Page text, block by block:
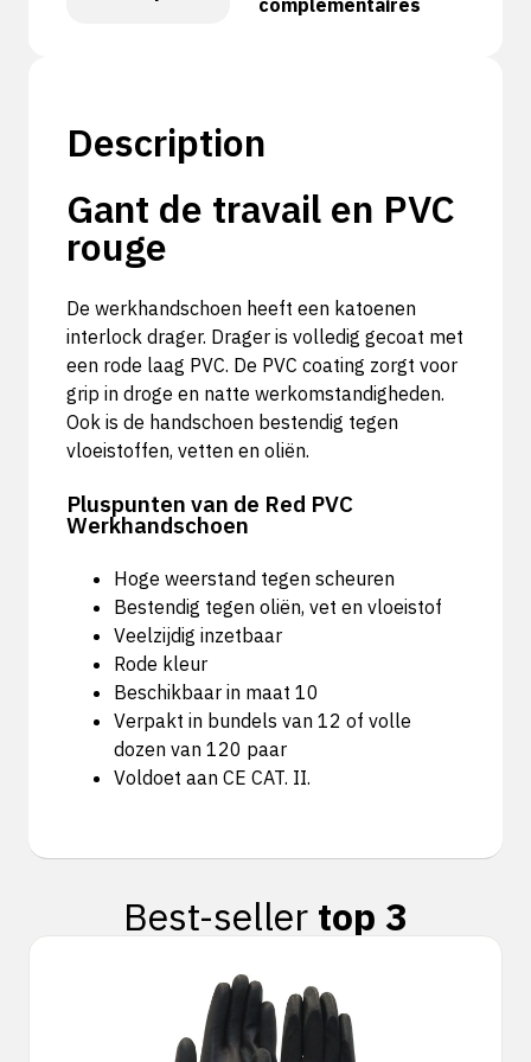
complémentaires
Description
Gant de travail en PVC
rouge
De werkhandschoen heeft een katoenen
interlock drager. Drager is volledig gecoat met
een rode laag PVC. De PVC coating zorgt voor
grip in droge en natte werkomstandigheden.
Ook is de handschoen bestendig tegen
vloeistoffen, vetten en oliën.
Pluspunten van de Red PVC
Werkhandschoen
Hoge weerstand tegen scheuren
Bestendig tegen oliën, vet en vloeistof
Veelzijdig inzetbaar
Rode kleur
Beschikbaar in maat 10
Verpakt in bundels van 12 of volle
dozen van 120 paar
Voldoet aan CE CAT. II.
Best-seller top 3